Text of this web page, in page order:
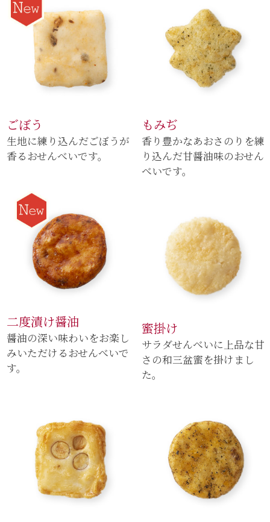
ごぼう
生地に練り込んだごぼうが
香るおせんべいです。
もみぢ
香り豊かなあおさのりを練
り込んだ甘醤油味のおせん
べいです。
二度漬け醤油
醤油の深い味わいをお楽し
みいただけるおせんべいで
す。
蜜掛け
サラダせんべいに上品な甘
さの和三盆蜜を掛けまし
た。